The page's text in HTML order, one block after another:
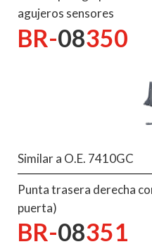
agujeros sensores
BR-08350
Similar a O.E. 7410GC
Punta trasera derecha
puerta)
BR-08351